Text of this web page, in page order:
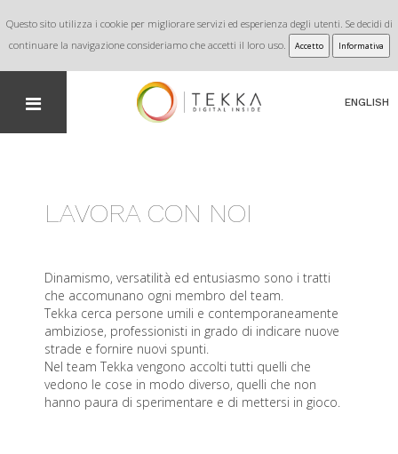
Questo sito utilizza i cookie per migliorare servizi ed esperienza degli utenti. Se decidi di
continuare la navigazione consideriamo che accetti il loro uso.
Accetto Informativa
ENGLISH
LAVORA CON NOI
Dinamismo, versatilità ed entusiasmo sono i tratti
che accomunano ogni membro del team.
Tekka cerca persone umili e contemporaneamente
ambiziose, professionisti in grado di indicare nuove
strade e fornire nuovi spunti.
Nel team Tekka vengono accolti tutti quelli che
vedono le cose in modo diverso, quelli che non
hanno paura di sperimentare e di mettersi in gioco.